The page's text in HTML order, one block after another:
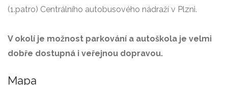
(1.patro) Centrálního autobusového nádraží v Plzni.
V okolí je možnost parkování a autoškola je velmi
dobře dostupná i veřejnou dopravou.
Mapa